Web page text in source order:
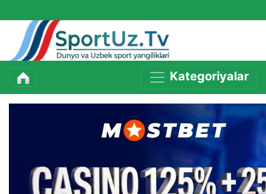
Kategoriyalar